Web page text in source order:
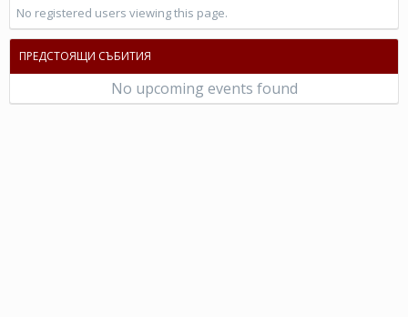
No registered users viewing this page.
ПРЕДСТОЯЩИ СЪБИТИЯ
No upcoming events found